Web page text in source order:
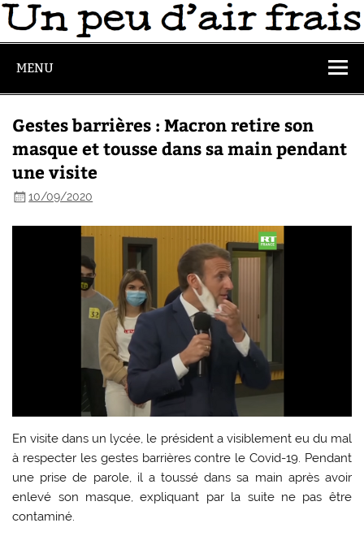
MENU
Gestes barrières : Macron retire son
masque et tousse dans sa main pendant
une visite
10/09/2020
En visite dans un lycée, le président a visiblement eu du mal
à respecter les gestes barrières contre le Covid-19. Pendant
une prise de parole, il a toussé dans sa main après avoir
enlevé son masque, expliquant par la suite ne pas être
contaminé.